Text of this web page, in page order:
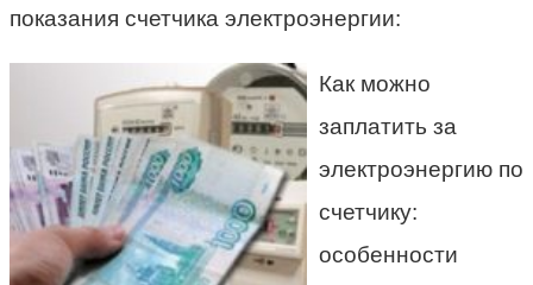
показания счетчика электроэнергии:
Как можно
заплатить за
электроэнергию по
счетчику:
особенности